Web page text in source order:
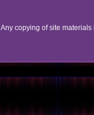
Any copying of site